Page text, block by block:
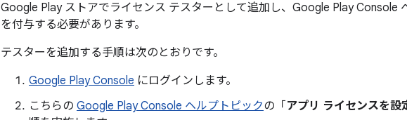
Google Play ストアでライセンス テスターとして追加し、Google Play Console
を付与する必要があります。
テスターを追加する手順は次のとおりです。
Google Play Console にログインします。
こちらの Google Play Console ヘルプトピックの「 アプリ ライセンスを設